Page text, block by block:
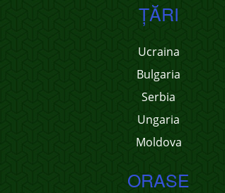
ŢĂRI
Ucraina
Bulgaria
Serbia
Ungaria
Moldova
ORASE